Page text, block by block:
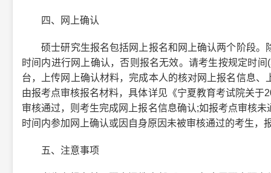
四、网上确认
硕士研究生报名包括网上报名和网上确认两个阶段。
时间内进行网上确认，否则报名无效。请考生按规定时
台，上传网上确认材料，完成本人的核对网上报名信息
由报考点审核报名材料，具体详见《宁夏教育考试院关
审核通过，则考生完成网上报名信息确认;如报考点审核
时间内参加网上确认或因自身原因未被审核通过的考生，
五、注意事项